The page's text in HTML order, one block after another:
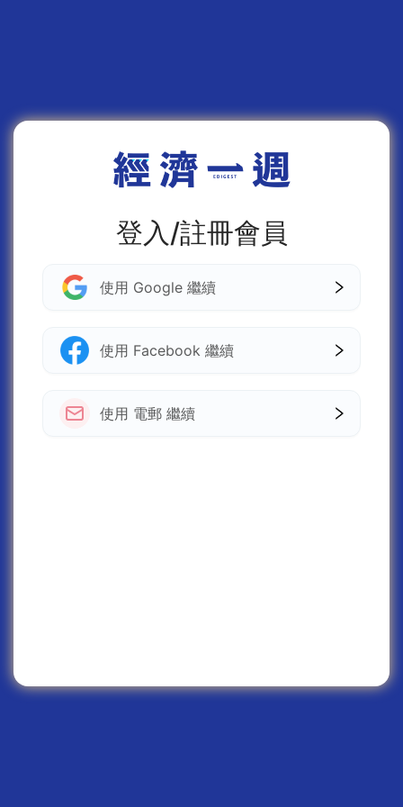
登入/註冊會員
使用 Google 繼續
使用 Facebook 繼續
使用 電郵 繼續